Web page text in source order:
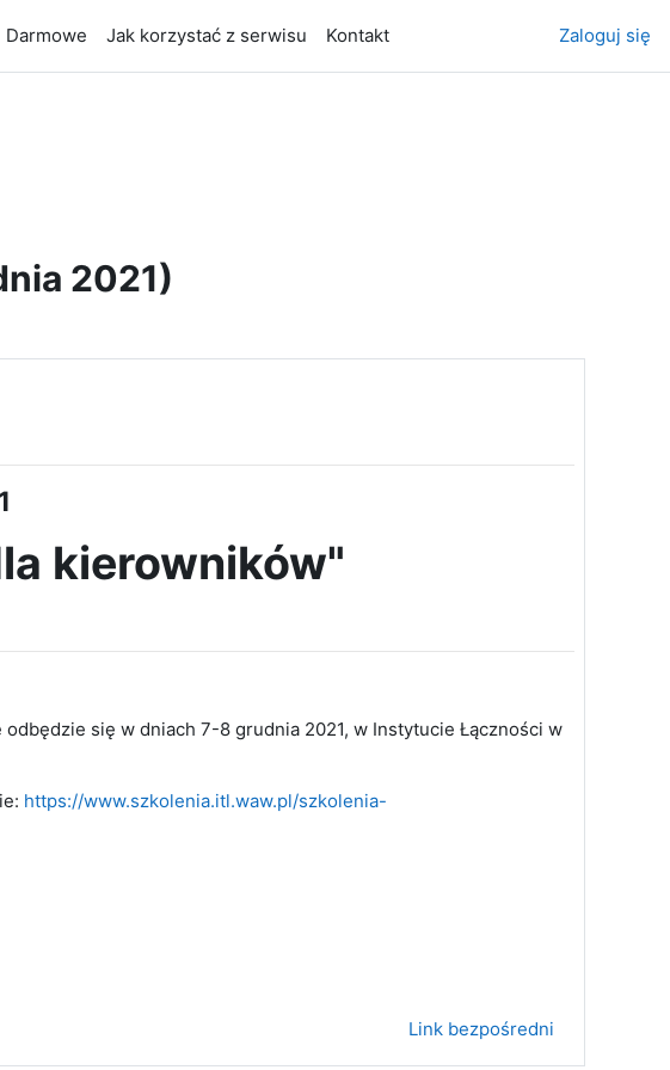
Darmowe Jak korzystać z serwisu Kontakt Zaloguj się
2021)
kierowników"
odbędzie się w dniach 7-8 grudnia 2021, w Instytucie Łączności w
https://www.szkolenia.itl.waw.pl/szkolenia-
Link bezpośredni